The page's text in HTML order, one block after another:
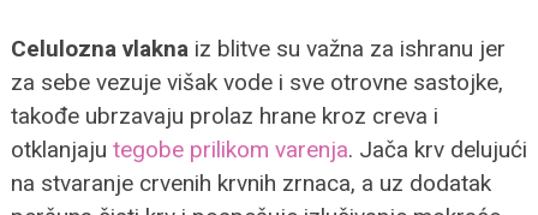
Celulozna vlaknaiz blitve su važna za ishranu jer
za sebe vezuje višak vode i sve otrovne sastojke,
takođe ubrzavaju prolaz hrane kroz creva i
otklanjaju tegobe prilikom varenja. Jača krv delujući
na stvaranje crvenih krvnih zrnaca, a uz dodatak